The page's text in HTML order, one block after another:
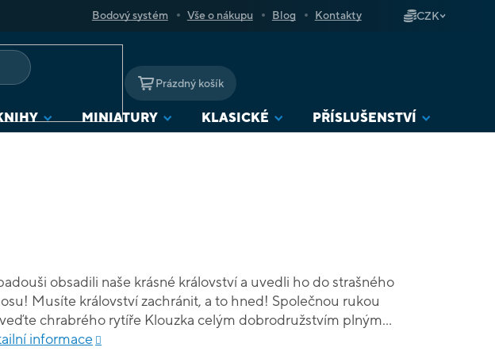
Bodový systém Vše o nákupu Blog Kontakty CZK
NÁKUPNÍ
KOŠÍK
Prázdný košík
MINIATURY KLASICKÉ PŘÍSLUŠENSTVÍ
obsadili naše krásné království a uvedli ho do strašného
Musíte království zachránit, a to hned! Společnou rukou
chrabrého rytíře Klouzka celým dobrodružstvím plným
nástrah a překážek až do cíle. Proveďte rytíře celou trasou na
informace